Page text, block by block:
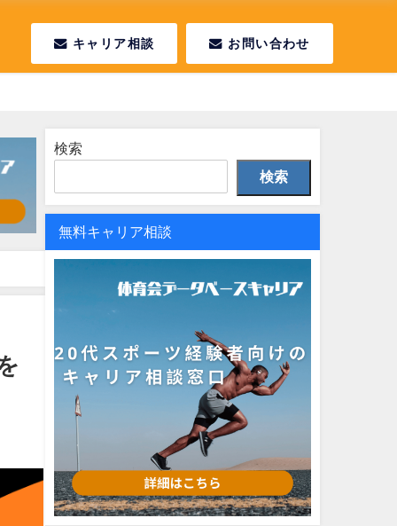
キャリア相談 お問い合わせ
検索
検索
無料キャリア相談